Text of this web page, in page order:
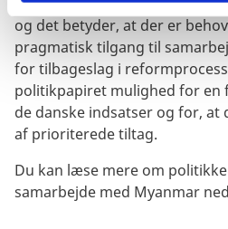
og det betyder, at der er
pragmatisk tilgang til
for tilbageslag i
politikpapiret mulighed for en
de danske indsatser og for, at
af prioriterede tiltag.
Du kan læse mere om
samarbejde med Myanmar